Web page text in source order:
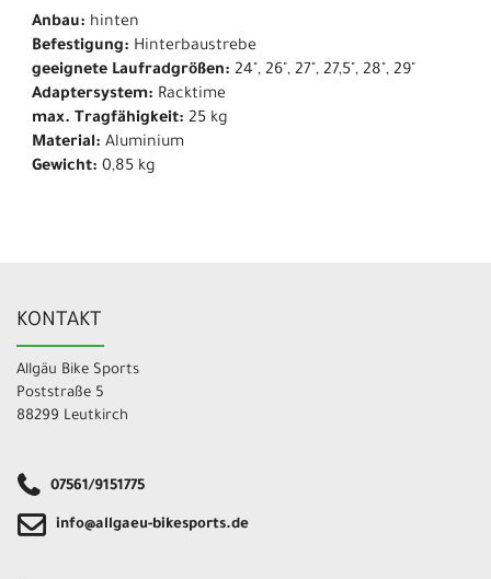
Anbau: hinten
Befestigung: Hinterbaustrebe
geeignete Laufradgrößen: 24", 26", 27", 27,5", 28", 29"
Adaptersystem: Racktime
max. Tragfähigkeit: 25 kg
Material: Aluminium
Gewicht: 0,85 kg
KONTAKT
Allgäu Bike Sports
Poststraße 5
88299 Leutkirch
07561/9151775
info@allgaeu-bikesports.de